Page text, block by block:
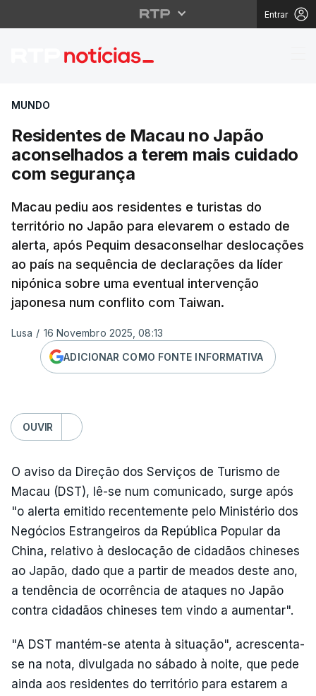
Entrar
Residentes de
MUNDO
Residentes de Macau no Japão
aconselhados a terem mais cuidado
com segurança
Macau pediu aos residentes e turistas do
território no Japão para elevarem o estado de
alerta, após Pequim desaconselhar deslocações
ao país na sequência de declarações da líder
nipónica sobre uma eventual intervenção
japonesa num conflito com Taiwan.
Lusa / 16 Novembro 2025, 08:13
ADICIONAR COMO FONTE INFORMATIVA
OUVIR
O aviso da Direção dos Serviços de Turismo de
Macau (DST), lê-se num comunicado, surge após
"o alerta emitido recentemente pelo Ministério dos
Negócios Estrangeiros da República Popular da
China, relativo à deslocação de cidadãos chineses
ao Japão, dado que a partir de meados deste ano,
a tendência de ocorrência de ataques no Japão
contra cidadãos chineses tem vindo a aumentar".
"A DST mantém-se atenta à situação", acrescenta-
se na nota, divulgada no sábado à noite, que pede
ainda aos residentes do território para estarem a